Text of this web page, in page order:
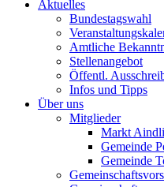
Aktuelles
Bundestagswahl
Amtliche
Stellenangebot
Öffentl.
Infos und Tipps
Über uns
Mitglieder
Markt
Gemeinde
Gemeinde